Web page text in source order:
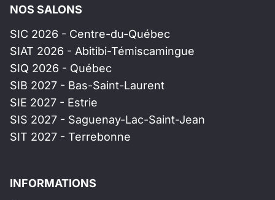
NOS SALONS
SIC 2026 - Centre-du-Québec
SIAT 2026 - Abitibi-Témiscamingue
SIQ 2026 - Québec
SIB 2027 - Bas-Saint-Laurent
SIE 2027 - Estrie
SIS 2027 - Saguenay-Lac-Saint-Jean
SIT 2027 - Terrebonne
INFORMATIONS